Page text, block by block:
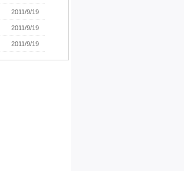
2011/9/19
2011/9/19
2011/9/19